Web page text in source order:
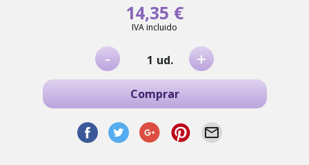
14,35 €
IVA incluido
- ud. +
Comprar